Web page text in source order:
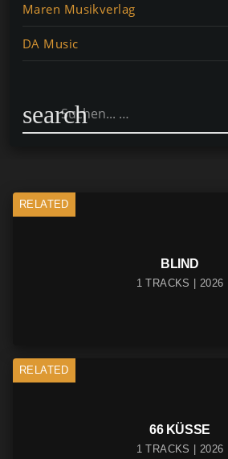
Maren Musikverlag
DA Music
search
RELATED
BLIND
1 TRACKS | 2026
RELATED
66 KÜSSE
1 TRACKS | 2026